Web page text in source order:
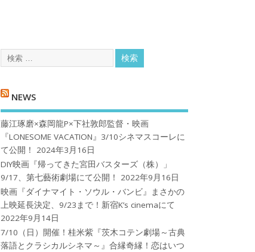
NEWS
藤江琢磨×森岡龍P×下社敦郎監督・映画
『LONESOME VACATION』3/10シネマスコーレに
て公開！
2024年3月16日
DIY映画『帰ってきた宮田バスターズ（株）」
9/17、第七藝術劇場にて公開！
2022年9月16日
映画『ダイナマイト・ソウル・バンビ』まさかの
上映延長決定、9/23まで！新宿K’s cinemaにて
2022年9月14日
7/10（日）開催！桂米紫『茨木コテン劇場～古典
落語とクラシカルシネマ～』合縁奇縁！恋はいつ